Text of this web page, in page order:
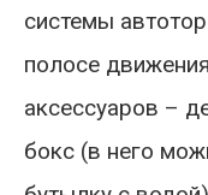
системы
полосе
аксессуаров –
бокс (в него